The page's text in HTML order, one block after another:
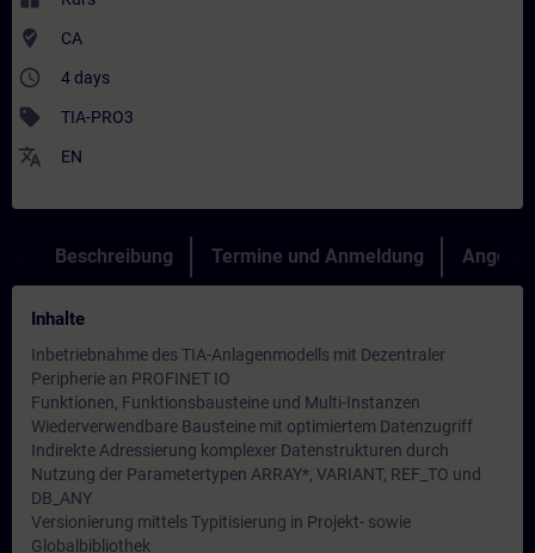
where_to_vote CA
access_time 4 days
sell TIA-PRO3
translate EN
Beschreibung Termine und Anmeldung Angebot
Inhalte
Inbetriebnahme des TIA-Anlagenmodells mit Dezentraler
Peripherie an PROFINET IO
Funktionen, Funktionsbausteine und Multi-Instanzen
Wiederverwendbare Bausteine mit optimiertem Datenzugriff
Indirekte Adressierung komplexer Datenstrukturen durch
Nutzung der Parametertypen ARRAY*, VARIANT, REF_TO und
DB_ANY
Versionierung mittels Typitisierung in Projekt- sowie
Globalbibliothek